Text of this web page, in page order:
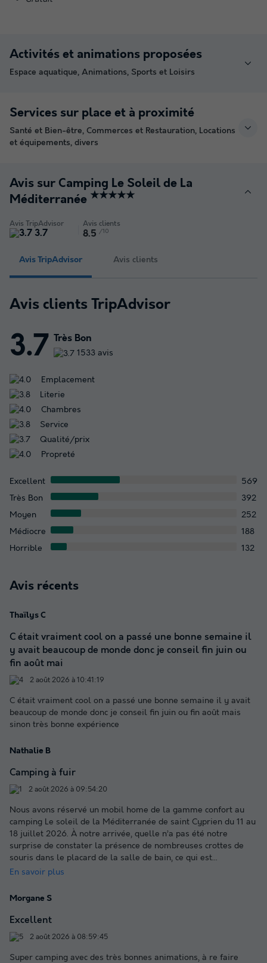
Activités et animations proposées
Espace aquatique, Animations, Sports et Loisirs
Services sur place et à proximité
Santé et Bien-être, Commerces et Restauration, Locations
et équipements, divers
Avis sur Camping Le Soleil de La
Méditerranée ★★★★★
Avis TripAdvisor
3.7
Avis clients
8.5 /10
Avis TripAdvisor Avis clients
Avis clients TripAdvisor
3.7 Très Bon
1533 avis
Emplacement
Literie
Chambres
Service
Qualité/prix
Propreté
Excellent
569
Très Bon
392
Moyen
252
Médiocre
188
Horrible
132
Avis récents
Thaïlys C
C était vraiment cool on a passé une bonne semaine il
y avait beaucoup de monde donc je conseil fin juin ou
fin août mai
2 août 2026 à 10:41:19
C était vraiment cool on a passé une bonne semaine il y avait
beaucoup de monde donc je conseil fin juin ou fin août mais
sinon très bonne expérience
Nathalie B
Camping à fuir
2 août 2026 à 09:54:20
Nous avons réservé un mobil home de la gamme confort au
camping Le soleil de la Méditerranée de saint Cyprien du 11 au
18 juillet 2026. À notre arrivée, quelle n’a pas été notre
surprise de constater la présence de nombreuses crottes de
souris dans le placard de la salle de bain, ce qui est...
En savoir plus
Morgane S
Excellent
2 août 2026 à 08:59:45
Super camping avec des très bonnes animations, à re faire